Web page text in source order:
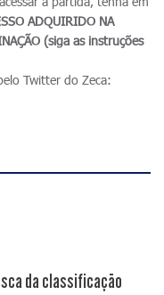
ADQUIRIDO NA
(siga as instruções
Twitter do Zeca:
da classificação